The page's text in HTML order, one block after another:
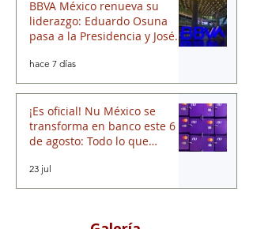
BBVA México renueva su
pasa a la Presidencia y José
Luis Elechiguerra asume la
hace 7 días
¡Es oficial! Nu México se
de agosto: Todo lo que
necesitas saber